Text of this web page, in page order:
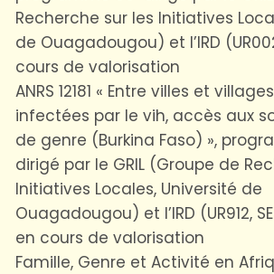
Recherche sur les Initiatives
de Ouagadougou) et l’IRD
cours de valorisation
ANRS 12181 « Entre villes et
infectées par le vih, accès aux
de genre (Burkina Faso) »,
dirigé par le GRIL (Groupe de
Initiatives Locales, Université de
Ouagadougou) et l’IRD (UR912,
en cours de valorisation
Famille, Genre et Activité en